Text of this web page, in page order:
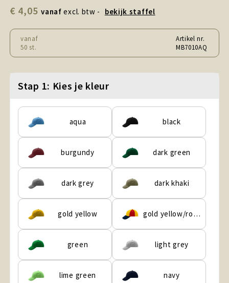
Snoepgoed en Koek
Sport, Spel en Speelgoed
Strand en Zomer
Technologie
Tassen
Textiel, Kleding en Caps
Wijngeschenken
€ 4,05 vanaf excl. btw - bekijk staffel
vanaf
50 st.
Artikel nr.
MB7010AQ
Stap 1: Kies je kleur
aqua black
burgundy dark green
dark grey dark khaki
gold yellow gold yellow/royal/red/navy
green light grey
lime green navy